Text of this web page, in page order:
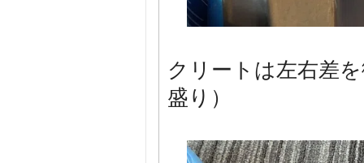
クリートは左右差
盛り）